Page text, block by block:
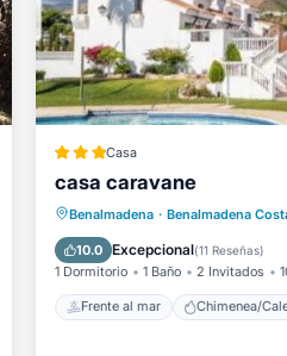
se indican más abajo en las
Casa
casa caravane
Benalmadena · Benalmadena
10.0 Excepcional(11 Reseñas)
1 Dormitorio 1 Baño 2 Invitados
Frente al mar Chimenea/
Frente al mar
Piscina
Vista al